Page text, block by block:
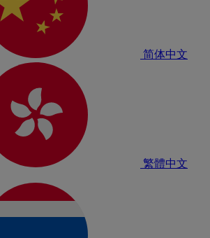
简体中文
繁體中文